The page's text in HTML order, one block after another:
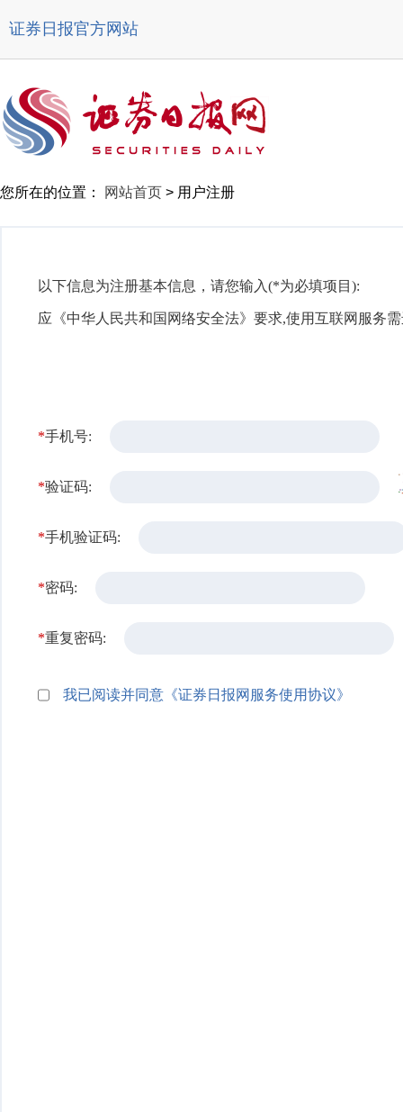
证券日报官方网站
您所在的位置： 网站首页 > 用户注册
以下信息为注册基本信息，请您输入(*为必填项目):
应《中华人民共和国网络安全法》要求,使用互联网服务
*手机号:
*验证码:
*手机验证码:
*密码:
*重复密码:
我已阅读并同意《证券日报网服务使用协议》